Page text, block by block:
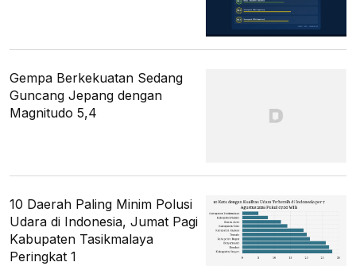
Gempa Berkekuatan Sedang
Guncang Jepang dengan
Magnitudo 5,4
10 Daerah Paling Minim Polusi
Udara di Indonesia, Jumat Pagi
Kabupaten Tasikmalaya
Peringkat 1